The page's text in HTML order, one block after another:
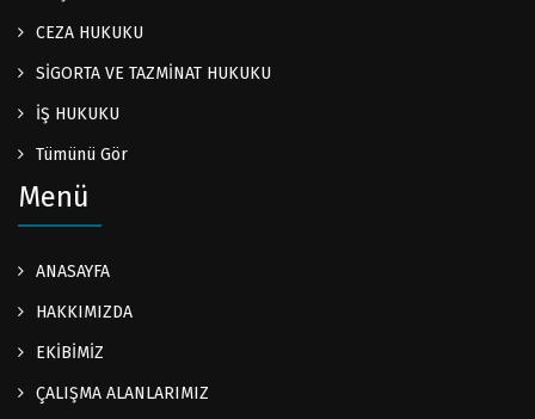
CEZA HUKUKU
SİGORTA VE TAZMİNAT HUKUKU
İŞ HUKUKU
Tümünü Gör
Menü
ANASAYFA
HAKKIMIZDA
EKİBİMİZ
ÇALIŞMA ALANLARIMIZ